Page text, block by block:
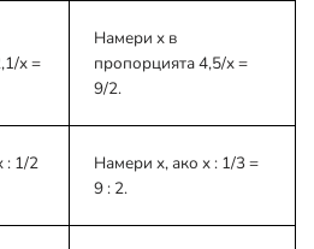
x =
Намери x в
пропорцията 4,5/x =
9/2.
: 1/2
Намери x, ако x : 1/3 =
9 : 2.